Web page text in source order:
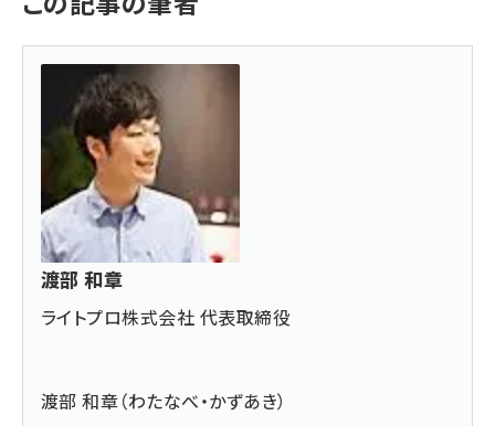
渡部 和章
ライトプロ株式会社 代表取締役
渡部 和章（わたなべ・かずあき）